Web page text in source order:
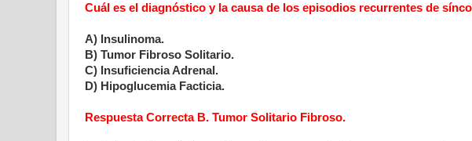
Cuál es el diagnóstico y la causa de los episodios recurrentes de
A) Insulinoma.
B) Tumor Fibroso Solitario.
C) Insuficiencia Adrenal.
D) Hipoglucemia Facticia.
Respuesta Correcta B. Tumor Solitario Fibroso.